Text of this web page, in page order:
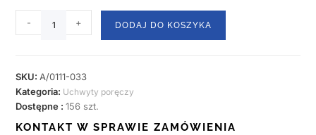
- + DODAJ DO KOSZYKA
SKU: A/0111-033
Kategoria: Uchwyty poręczy
Dostępne :156 szt.
KONTAKT W SPRAWIE ZAMÓWIENIA